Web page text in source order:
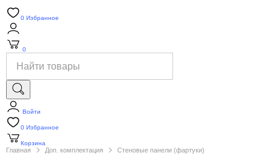
0 Избранное
0
Войти
0 Избранное
Корзина
Главная Доп. комплектация Стеновые панели (фартуки)